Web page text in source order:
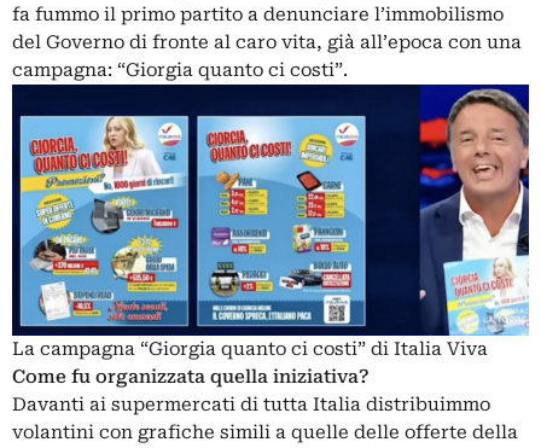
fa fummo il primo partito a denunciare l’immobilismo
del Governo di fronte al caro vita, già all’epoca con una
campagna: “Giorgia quanto ci costi”.
La campagna “Giorgia quanto ci costi” di Italia Viva
Come fu organizzata quella iniziativa?
Davanti ai supermercati di tutta Italia distribuimmo
volantini con grafiche simili a quelle delle offerte della